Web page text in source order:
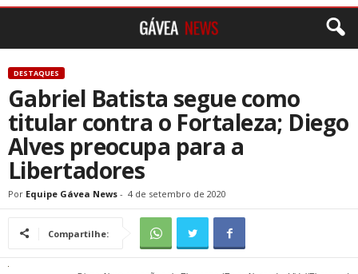
DESTAQUES
Gabriel Batista segue como
titular contra o Fortaleza; Diego
Alves preocupa para a
Libertadores
Por Equipe Gávea News - 4 de setembro de 2020
Compartilhe: